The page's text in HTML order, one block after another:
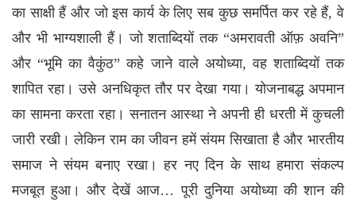
का साक्षी हैं और जो इस कार्य के लिए सब कुछ समर्पित कर रहे हैं, वे
और भी भाग्यशाली हैं। जो शताब्दियों तक “अमरावती ऑफ़ अवनि”
और “भूमि का वैकुंठ” कहे जाने वाले अयोध्या, वह शताब्दियों तक
शापित रहा। उसे अनधिकृत तौर पर देखा गया। योजनाबद्ध अपमान
का सामना करता रहा। सनातन आस्था ने अपनी ही धरती में कुचली
जारी रखी। लेकिन राम का जीवन हमें संयम सिखाता है और भारतीय
समाज ने संयम बनाए रखा। हर नए दिन के साथ हमारा संकल्प
मजबूत हुआ। और देखें आज… पूरी दुनिया अयोध्या की शान की